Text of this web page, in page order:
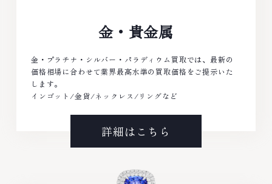
金・貴金属
金・プラチナ・シルバー・パラディウム買取では、最新の
価格相場に合わせて業界最高水準の買取価格をご提示いた
します。
インゴット/金貨/ネックレス/リングなど
詳細はこちら